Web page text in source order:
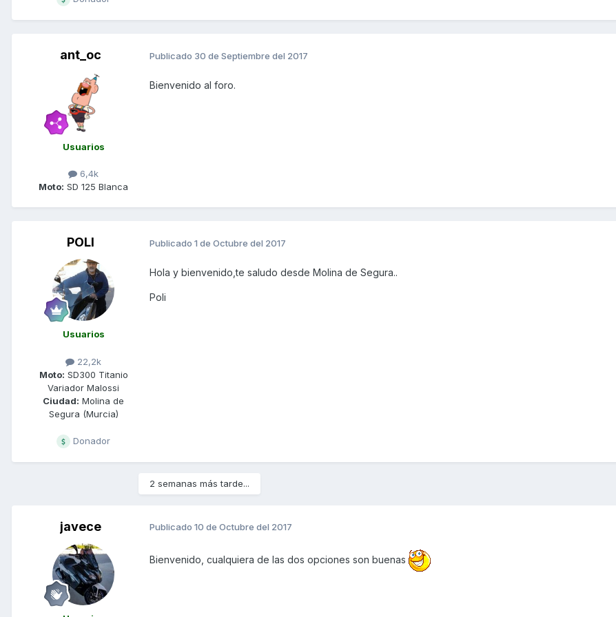
ant_oc
Usuarios
6,4k
Moto: SD 125 Blanca
Publicado 30 de Septiembre del 2017
Bienvenido al foro.
POLI
Usuarios
22,2k
Moto: SD300 Titanio
Variador Malossi
Ciudad: Molina de
Segura (Murcia)
Donador
Publicado 1 de Octubre del 2017
Hola y bienvenido,te saludo desde Molina de Segura..
Poli
2 semanas más tarde...
javece Publicado 10 de Octubre del 2017
Bienvenido, cualquiera de las dos opciones son buenas